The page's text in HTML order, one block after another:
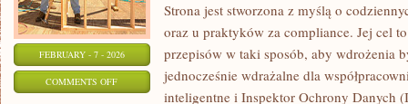
FEBRUARY - 7 - 2026
COMMENTS OFFON
Strona jest stworzona z myślą o
oraz u praktyków za compliance. Jej cel
przepisów w taki sposób, aby wdrożenia
jednocześnie wdrażalne dla
inteligentne i Inspektor Ochrony Danych